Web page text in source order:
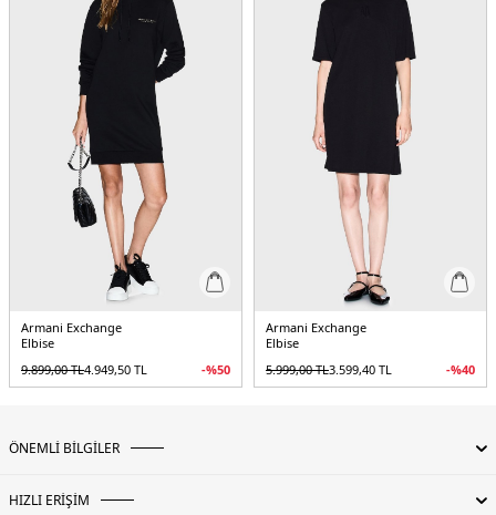
Armani Exchange
Elbise
9.899,00TL4.949,50 TL -%50
Armani Exchange
Elbise
5.999,00TL3.599,40 TL -%40
ÖNEMLİ BİLGİLER
HIZLI ERİŞİM